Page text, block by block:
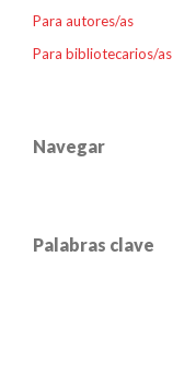
Para autores/as
Para bibliotecarios/as
Navegar
Palabras clave